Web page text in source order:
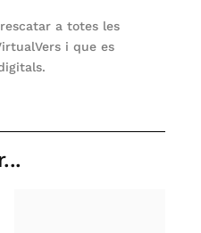
a totes les
i que es